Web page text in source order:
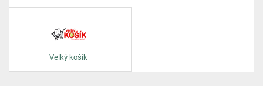
Velký košík